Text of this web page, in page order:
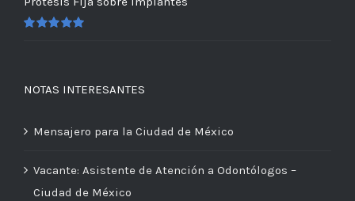
NOTAS INTERESANTES
Mensajero para la Ciudad de México
Vacante: Asistente de Atención a Odontólogos –
Ciudad de México